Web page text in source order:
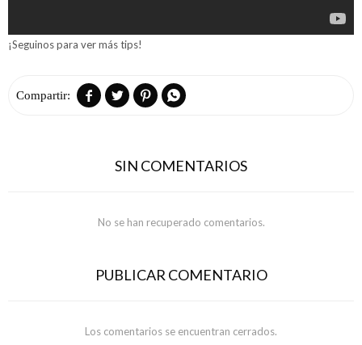
¡Seguinos para ver más tips!
   
SIN COMENTARIOS
No se han recuperado comentarios.
PUBLICAR COMENTARIO
Los comentarios se encuentran cerrados.